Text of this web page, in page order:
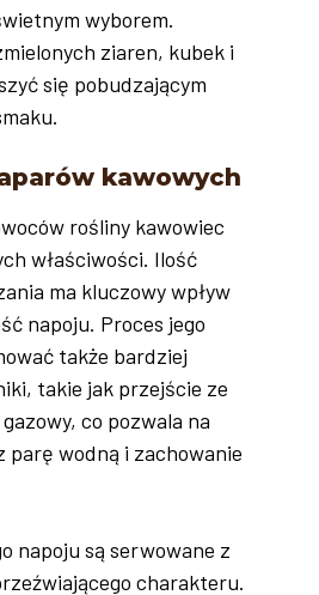
wyborem.
ziaren, kubek i
się pobudzającym
kawowych
rośliny kawowiec
właściwości. Ilość
ma kluczowy wpływ
napoju. Proces jego
także bardziej
takie jak przejście ze
co pozwala na
parę wodną i zachowanie
napoju są serwowane z
charakteru.